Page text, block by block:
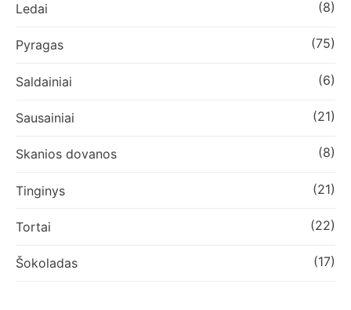
Ledai (8)
Pyragas (75)
Saldainiai (6)
Sausainiai (21)
Skanios dovanos (8)
Tinginys (21)
Tortai (22)
Šokoladas (17)